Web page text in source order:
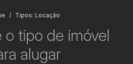
Tipos: Locação
o tipo de imóvel
alugar